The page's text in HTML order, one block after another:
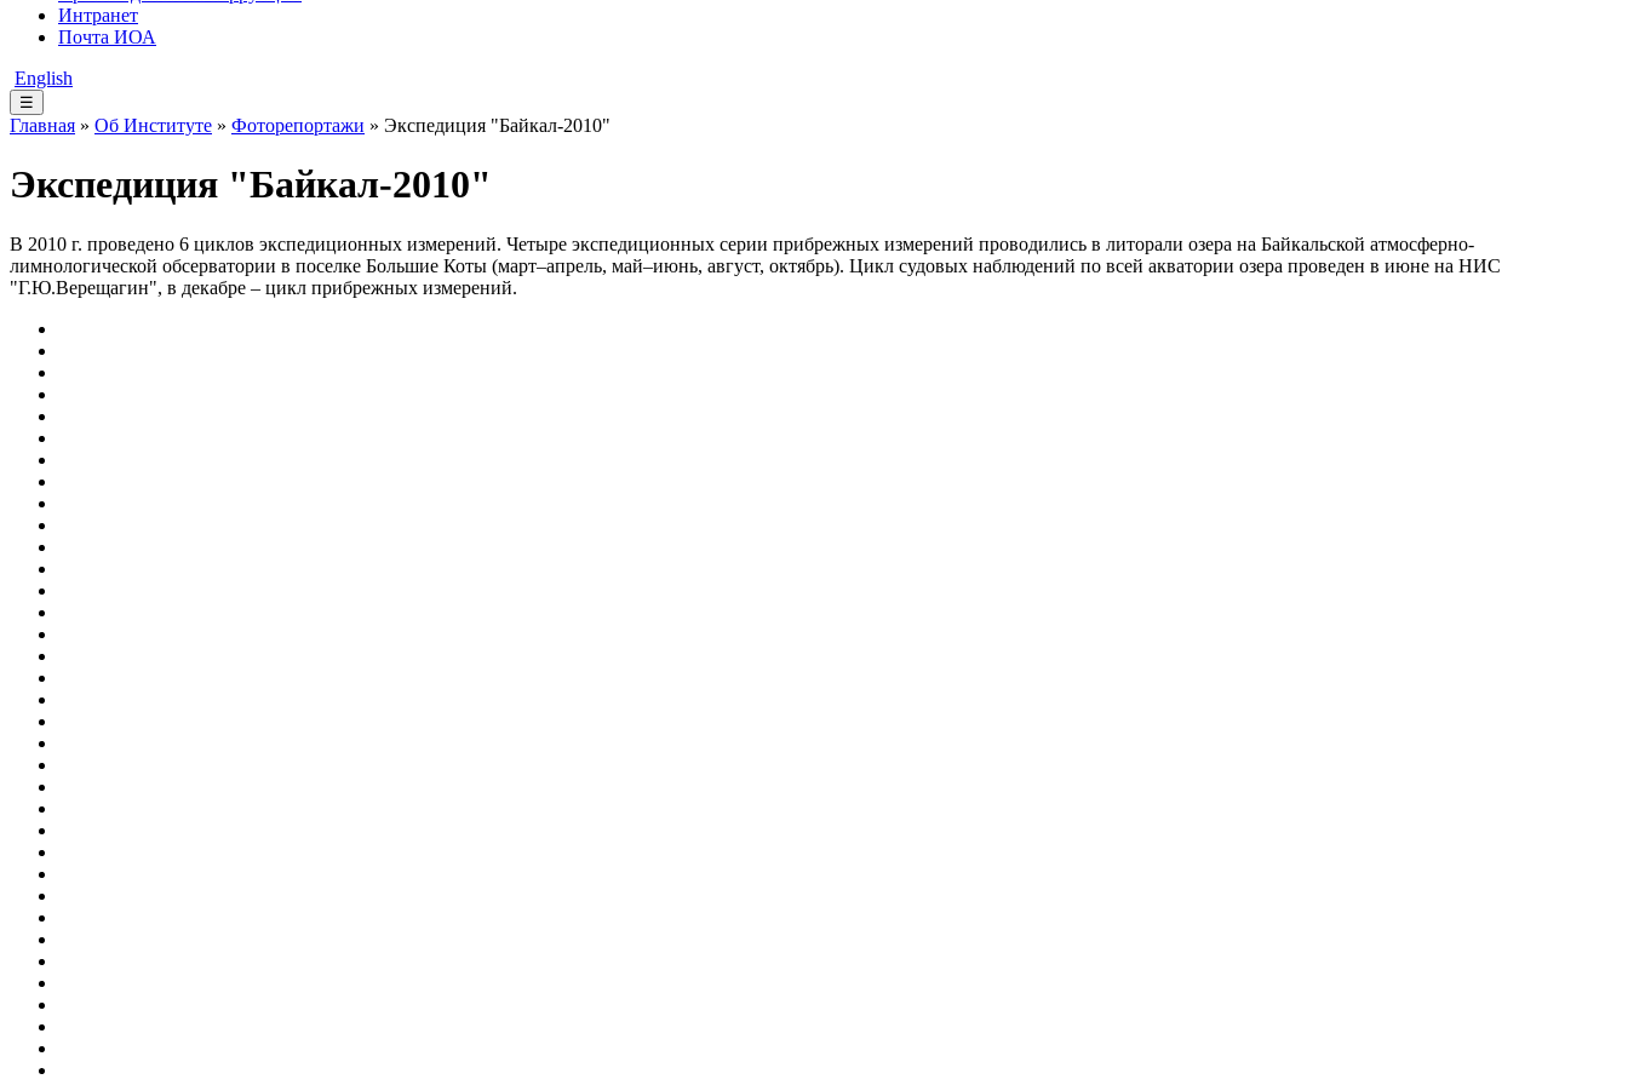
Интранет
Почта ИОА
English
☰
Главная » Об Институте » Фоторепортажи » Экспедиция "Байкал-2010"
Экспедиция "Байкал-2010"
В 2010 г. проведено 6 циклов экспедиционных измерений. Четыре экспедиционных серии прибрежных измерений проводились в литорали озера на Байкальской атмосферно-
лимнологической обсерватории в поселке Большие Коты (март–апрель, май–июнь, август, октябрь). Цикл судовых наблюдений по всей акватории озера проведен в июне на НИС
"Г.Ю.Верещагин", в декабре – цикл прибрежных измерений.